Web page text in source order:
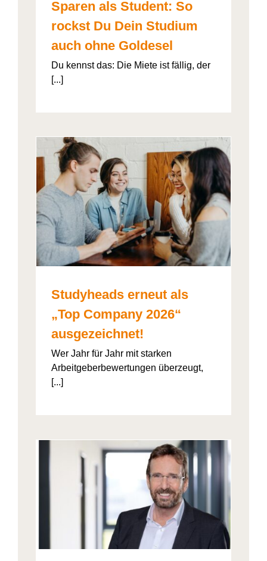
Sparen als Student: So
rockst Du Dein Studium
auch ohne Goldesel
Du kennst das: Die Miete ist fällig, der
[...]
Studyheads erneut als
„Top Company 2026“
ausgezeichnet!
Wer Jahr für Jahr mit starken
Arbeitgeberbewertungen überzeugt,
[...]